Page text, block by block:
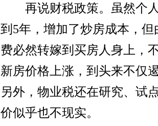
再说财税政策。虽然个人
到5年，增加了炒房成本，
费必然转嫁到买房人身上，
新房价格上涨，到头来不仅
另外，物业税还在研究、试
价似乎也不现实。